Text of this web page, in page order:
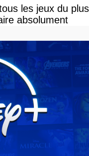
les jeux du plus
absolument